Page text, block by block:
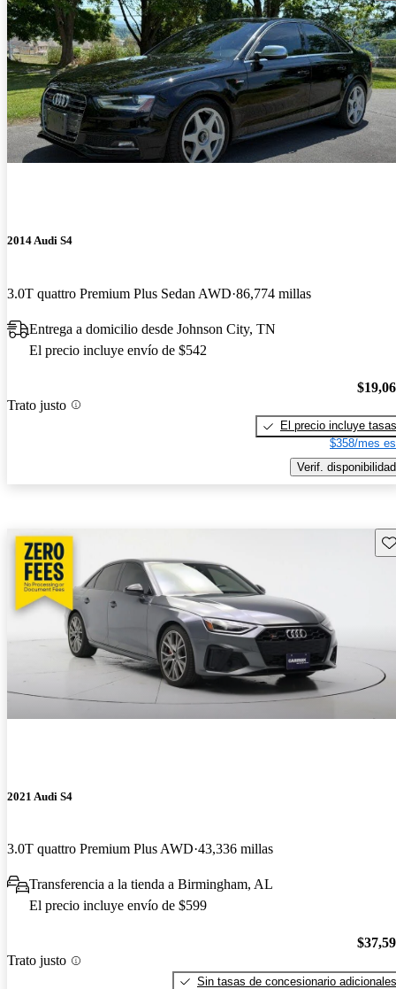
2014 Audi S4
3.0T quattro Premium Plus Sedan AWD 86,774 millas
Entrega a domicilio desde Johnson City, TN
El precio incluye envío de $542
Trato justo
El precio incluye tasas
$358/mes
Verif. disponibilidad
2021 Audi S4
3.0T quattro Premium Plus AWD 43,336 millas
Transferencia a la tienda a Birmingham, AL
El precio incluye envío de $599
Trato justo
Sin tasas de concesionario adicionales